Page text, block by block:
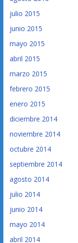
julio 2015
junio 2015
mayo 2015
abril 2015
marzo 2015
febrero 2015
enero 2015
diciembre 2014
noviembre 2014
octubre 2014
septiembre 2014
agosto 2014
julio 2014
junio 2014
mayo 2014
abril 2014